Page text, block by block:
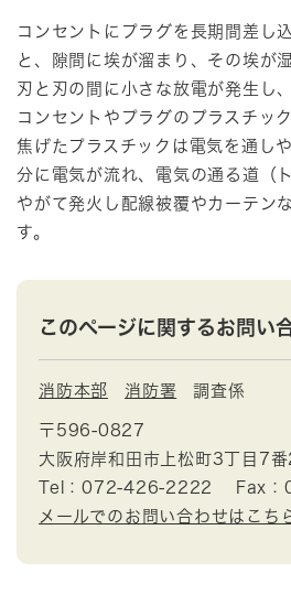
コンセントにプラグを長期間差し
と、隙間に埃が溜まり、その埃が
刃と刃の間に小さな放電が発生し
コンセントやプラグのプラスチッ
焦げたプラスチックは電気を通し
分に電気が流れ、電気の通る道（
やがて発火し配線被覆やカーテン
す。
このページに関するお問い
消防本部 消防署 調査係
〒596-0827
大阪府岸和田市上松町3丁目7
Tel：072-426-2222
Fax
メールでのお問い合わせはこち